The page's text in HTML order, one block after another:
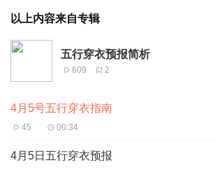
旺土，办事易成，开心轻松。
次吉穿红色，玫色，紫色，粉色服装，红色为
累但能得到收获。
获不大。
以上内容来自专辑
五行穿衣预报简析
609 2
4月5号五行穿衣指南
45 00:34
4月5日五行穿衣预报